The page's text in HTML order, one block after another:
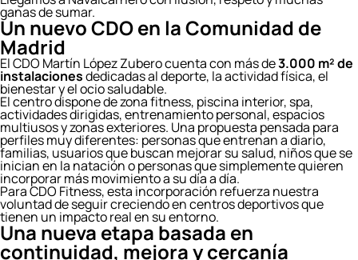
ganas de sumar.
Un nuevo CDO en la Comunidad de
Madrid
El CDO Martín López Zubero cuenta con más de3.000 m² de
instalacionesdedicadas al deporte, la actividad física, el
bienestar y el ocio saludable.
El centro dispone de zona fitness, piscina interior, spa,
actividades dirigidas, entrenamiento personal, espacios
multiusos y zonas exteriores. Una propuesta pensada para
perfiles muy diferentes: personas que entrenan a diario,
familias, usuarios que buscan mejorar su salud, niños que se
inician en la natación o personas que simplemente quieren
incorporar más movimiento a su día a día.
Para CDO Fitness, esta incorporación refuerza nuestra
voluntad de seguir creciendo en centros deportivos que
tienen un impacto real en su entorno.
Una nueva etapa basada en
continuidad, mejora y cercanía